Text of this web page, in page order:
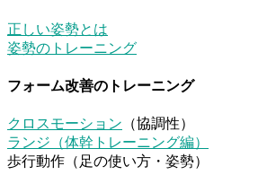
正しい姿勢とは
姿勢のトレーニング
フォーム改善のトレーニング
クロスモーション （協調性）
ランジ（体幹トレーニング編）
歩行動作（足の使い方・姿勢）